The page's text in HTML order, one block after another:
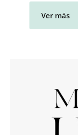
Ver más